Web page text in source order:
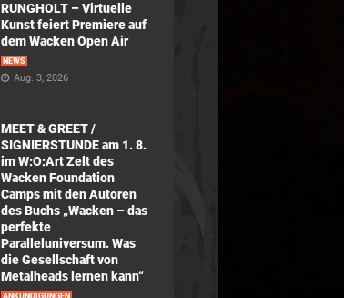
RUNGHOLT – Virtuelle
Kunst feiert Premiere auf
dem Wacken Open Air
NEWS
Aug. 3, 2026
MEET & GREET /
SIGNIERSTUNDE am 1. 8.
im W:O:Art Zelt des
Wacken Foundation
Camps mit den Autoren
des Buchs „Wacken – das
perfekte
Paralleluniversum. Was
die Gesellschaft von
Metalheads lernen kann“
ANKÜNDIGUNGEN